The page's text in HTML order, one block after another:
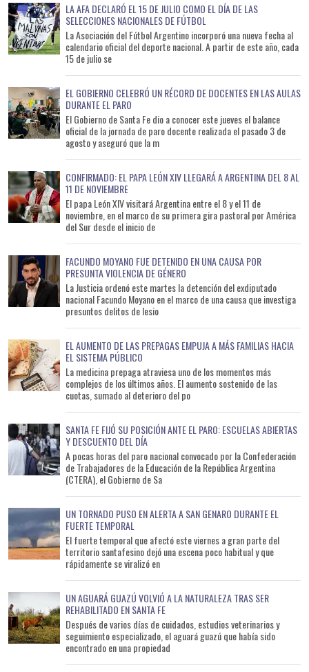
LA AFA DECLARÓ EL 15 DE JULIO COMO EL DÍA DE LAS
SELECCIONES NACIONALES DE FÚTBOL
La Asociación del Fútbol Argentino incorporó una nueva fecha al
calendario oficial del deporte nacional. A partir de este año, cada
15 de julio se
EL GOBIERNO CELEBRÓ UN RÉCORD DE DOCENTES EN LAS AULAS
DURANTE EL PARO
El Gobierno de Santa Fe dio a conocer este jueves el balance
oficial de la jornada de paro docente realizada el pasado 3 de
agosto y aseguró que la m
CONFIRMADO: EL PAPA LEÓN XIV LLEGARÁ A ARGENTINA DEL 8 AL
11 DE NOVIEMBRE
El papa León XIV visitará Argentina entre el 8 y el 11 de
noviembre, en el marco de su primera gira pastoral por América
del Sur desde el inicio de
FACUNDO MOYANO FUE DETENIDO EN UNA CAUSA POR
PRESUNTA VIOLENCIA DE GÉNERO
La Justicia ordenó este martes la detención del exdiputado
nacional Facundo Moyano en el marco de una causa que investiga
presuntos delitos de lesio
EL AUMENTO DE LAS PREPAGAS EMPUJA A MÁS FAMILIAS HACIA
EL SISTEMA PÚBLICO
La medicina prepaga atraviesa uno de los momentos más
complejos de los últimos años. El aumento sostenido de las
cuotas, sumado al deterioro del po
SANTA FE FIJÓ SU POSICIÓN ANTE EL PARO: ESCUELAS ABIERTAS
Y DESCUENTO DEL DÍA
A pocas horas del paro nacional convocado por la Confederación
de Trabajadores de la Educación de la República Argentina
(CTERA), el Gobierno de Sa
UN TORNADO PUSO EN ALERTA A SAN GENARO DURANTE EL
FUERTE TEMPORAL
El fuerte temporal que afectó este viernes a gran parte del
territorio santafesino dejó una escena poco habitual y que
rápidamente se viralizó en
UN AGUARÁ GUAZÚ VOLVIÓ A LA NATURALEZA TRAS SER
REHABILITADO EN SANTA FE
Después de varios días de cuidados, estudios veterinarios y
seguimiento especializado, el aguará guazú que había sido
encontrado en una propiedad